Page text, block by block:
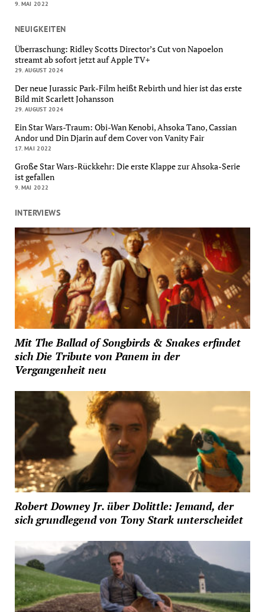
9. MAI 2022
NEUIGKEITEN
Überraschung: Ridley Scotts Director’s Cut von Napoelon
streamt ab sofort jetzt auf Apple TV+
29. AUGUST 2024
Der neue Jurassic Park-Film heißt Rebirth und hier ist das erste
Bild mit Scarlett Johansson
29. AUGUST 2024
Ein Star Wars-Traum: Obi-Wan Kenobi, Ahsoka Tano, Cassian
Andor und Din Djarin auf dem Cover von Vanity Fair
17. MAI 2022
Große Star Wars-Rückkehr: Die erste Klappe zur Ahsoka-Serie
ist gefallen
9. MAI 2022
INTERVIEWS
Mit The Ballad of Songbirds & Snakes erfindet
sich Die Tribute von Panem in der
Vergangenheit neu
Robert Downey Jr. über Dolittle: Jemand, der
sich grundlegend von Tony Stark unterscheidet